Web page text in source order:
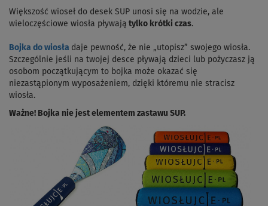
Większość wioseł do desek SUP unosi się na wodzie, ale
wieloczęściowe wiosła pływają tylko krótki czas.
Bojka do wiosła daje pewność, że nie „utopisz” swojego wiosła.
Szczególnie jeśli na twojej desce pływają dzieci lub pożyczasz ją
osobom początkującym to bojka może okazać się
niezastąpionym wyposażeniem, dzięki któremu nie stracisz
wiosła.
Ważne! Bojka nie jest elementem zastawu SUP.